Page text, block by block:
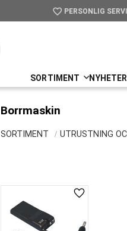
favorite_border PERSONLIG
SORTIMENT NYHETER
Borrmaskin
SORTIMENT UTRUSTNING
Lägg till i